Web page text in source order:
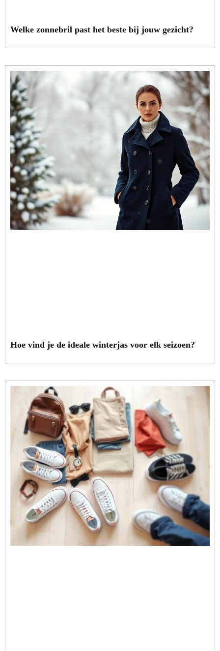
Welke zonnebril past het beste bij jouw gezicht?
Hoe vind je de ideale winterjas voor elk seizoen?